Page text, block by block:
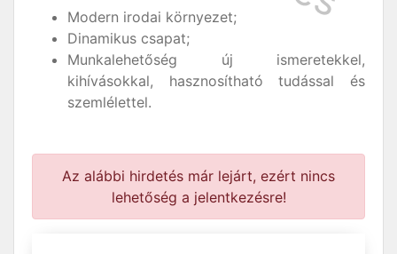
Modern irodai környezet;
Dinamikus csapat;
Munkalehetőség új ismeretekkel,
kihívásokkal, hasznosítható tudással és
szemlélettel.
Az alábbi hirdetés már lejárt, ezért nincs
lehetőség a jelentkezésre!